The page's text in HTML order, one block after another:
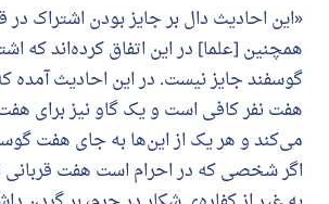
این احادیث دال بر جایز بودن اشتراک در
همچنین [علما] در این اتفاق کرده‌اند که
گوسفند جایز نیست. در این احادیث آمده
هفت نفر کافی است و یک گاو نیز برای
می‌کند و هر یک از این‌ها به جای هفت
اگر شخصی که در احرام است هفت قربانی
پاسخ شمارهٔ
را نجات داد.
از پرسش تا پاسخ، کمک مالی شما «اسلام
یاری می‌دهد.
رسول الله صلی الله علیه وسلم
آنکه به سوی خیری راهنمایی کند